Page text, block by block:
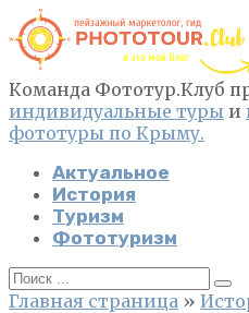
Перейти
к
контенту
Команда Фототур.Клуб
индивидуальные туры и
фототуры по Крыму.
Актуальное
История
Туризм
Фототуризм
Search
for:
Главная страница »